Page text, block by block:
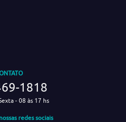
1818
- 08 às 17 hs
redes sociais